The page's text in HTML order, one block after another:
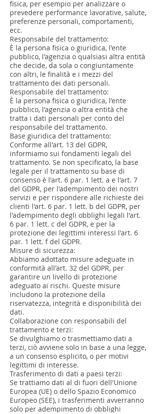
fisica, per esempio per analizzare o
prevedere performance lavorative, salute,
preferenze personali, comportamenti,
ecc.
Responsabile del trattamento:
È la persona fisica o giuridica, l'ente
pubblico, l'agenzia o qualsiasi altra entità
che decide, da sola o congiuntamente
con altri, le finalità e i mezzi del
trattamento dei dati personali.
Responsabile del trattamento:
È la persona fisica o giuridica, l'ente
pubblico, l'agenzia o altra entità che
tratta i dati personali per conto del
responsabile del trattamento.
Base giuridica del trattamento:
Conforme all'art. 13 del GDPR,
informiamo sui fondamenti legali del
trattamento. Se non specificato, la base
legale per il trattamento su base di
consenso è l'art. 6 par. 1 lett. a e l'art. 7
del GDPR, per l'adempimento dei nostri
servizi e per rispondere alle richieste dei
clienti l'art. 6 par. 1 lett. b del GDPR, per
l'adempimento degli obblighi legali l'art.
6 par. 1 lett. c del GDPR, e per la
protezione dei legittimi interessi l'art. 6
par. 1 lett. f del GDPR.
Misure di sicurezza:
Abbiamo adottato misure adeguate in
conformità all'art. 32 del GDPR, per
garantire un livello di protezione
adeguato ai rischi. Queste misure
includono la protezione della
riservatezza, integrità e disponibilità dei
dati.
Collaborazione con responsabili del
trattamento e terzi:
Se divulghiamo o trasmettiamo dati a
terzi, ciò avviene solo in base a una legge,
a un consenso esplicito, o per motivi
legittimi di interesse.
Trasferimento di dati a paesi terzi:
Se trattiamo dati al di fuori dell'Unione
Europea (UE) o dello Spazio Economico
Europeo (SEE), i trasferimenti avverranno
solo per adempimento di obblighi